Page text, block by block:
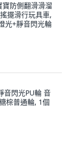
防側翻滑滑溜
擺滑行玩具車,
光+靜音閃光輪
音閃光PU輪 音
棕普通輪, 1個